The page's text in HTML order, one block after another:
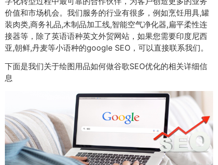
价值和市场机会。我们服务的行业有很多，例如烹饪用具,罐
装肉类,商务礼品,木制品加工线,智能空气净化器,扁平柔性连
接器等，除了英语语种英文外贸网站，如果您需要印度尼西
亚,朝鲜,丹麦等小语种的google SEO，可以直接联系我们。
下面是我们关于绘图用品如何做谷歌SEO优化的相关详细信
息